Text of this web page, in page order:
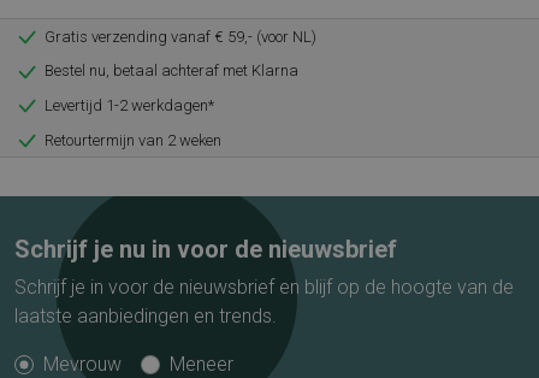
Gratis verzending vanaf € 59,- (voor NL)
Bestel nu, betaal achteraf met Klarna
Levertijd 1-2 werkdagen*
Retourtermijn van 2 weken
Schrijf je nu in voor de nieuwsbrief
Schrijf je in voor de nieuwsbrief en blijf op de hoogte van de
laatste aanbiedingen en trends.
Mevrouw Meneer